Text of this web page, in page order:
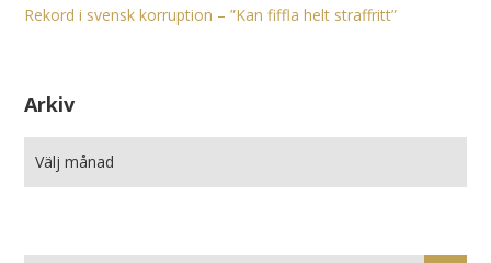
Rekord i svensk korruption – ”Kan fiffla helt straffritt”
Arkiv